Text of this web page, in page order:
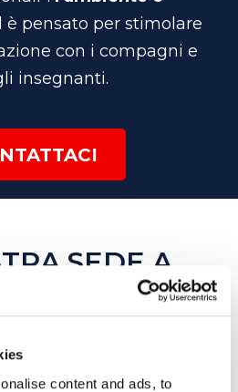
content and ads, to
è pensato per stimolare
con i compagni e
insegnanti.
SEDE A
English School più vicina
sceglieremo il